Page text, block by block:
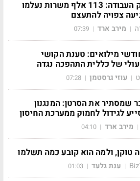
בשוק העבודה: 113 אלף משרות נעלמו
צפויה להתעצם
| מירב ארד |
07:39
חודשי מילואים: טענת הקושי
של כללית התהפכה נגדה
| עוזי גרסטמן |
07:28
שמסתיר את הסרטן: המנגנון
לגידול לחמוק ממערכת החיסון
| מירב ארד |
04:10
טוקן, ולמה הוא קובע כמה תשלמו
| ענת גלעד |
01:03